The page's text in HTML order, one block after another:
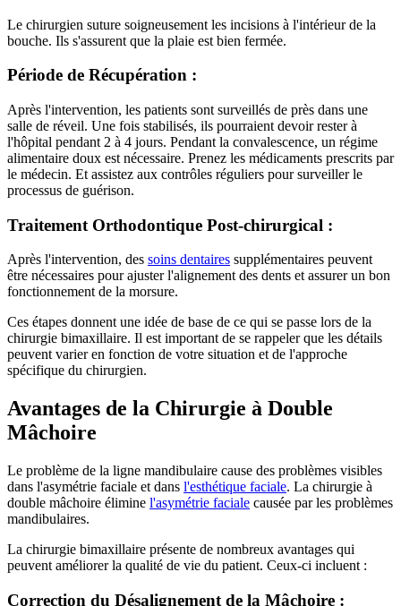
Le chirurgien suture soigneusement les incisions à l'intérieur de la
bouche. Ils s'assurent que la plaie est bien fermée.
Période de Récupération :
Après l'intervention, les patients sont surveillés de près dans une
salle de réveil. Une fois stabilisés, ils pourraient devoir rester à
l'hôpital pendant 2 à 4 jours. Pendant la convalescence, un régime
alimentaire doux est nécessaire. Prenez les médicaments prescrits par
le médecin. Et assistez aux contrôles réguliers pour surveiller le
processus de guérison.
Traitement Orthodontique Post-chirurgical :
Après l'intervention, des soins dentaires supplémentaires peuvent
être nécessaires pour ajuster l'alignement des dents et assurer un bon
fonctionnement de la morsure.
Ces étapes donnent une idée de base de ce qui se passe lors de la
chirurgie bimaxillaire. Il est important de se rappeler que les détails
peuvent varier en fonction de votre situation et de l'approche
spécifique du chirurgien.
Avantages de la Chirurgie à Double
Mâchoire
Le problème de la ligne mandibulaire cause des problèmes visibles
dans l'asymétrie faciale et dans l'esthétique faciale. La chirurgie à
double mâchoire élimine l'asymétrie faciale causée par les problèmes
mandibulaires.
La chirurgie bimaxillaire présente de nombreux avantages qui
peuvent améliorer la qualité de vie du patient. Ceux-ci incluent :
Correction du Désalignement de la Mâchoire :